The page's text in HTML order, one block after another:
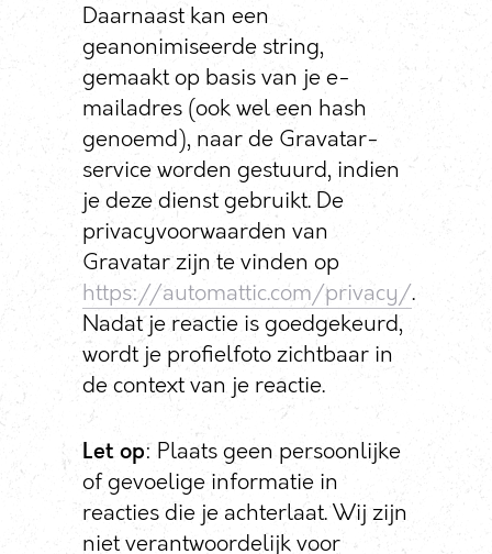
Daarnaast kan een
geanonimiseerde string,
gemaakt op basis van je e-
mailadres (ook wel een hash
genoemd), naar de Gravatar-
service worden gestuurd, indien
je deze dienst gebruikt. De
privacyvoorwaarden van
Gravatar zijn te vinden op
https://automattic.com/privacy/.
Nadat je reactie is goedgekeurd,
wordt je profielfoto zichtbaar in
de context van je reactie.
Let op: Plaats geen persoonlijke
of gevoelige informatie in
reacties die je achterlaat. Wij zijn
niet verantwoordelijk voor